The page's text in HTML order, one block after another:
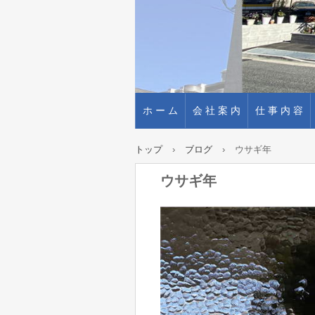
ホ ー ム 会 社 案 内 仕 事 内 容
トップ › ブログ › ウサギ年
ウサギ年